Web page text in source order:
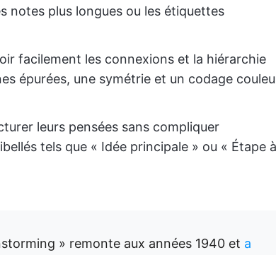
notes plus longues ou les étiquettes
facilement les connexions et la hiérarchie
épurées, une symétrie et un codage
leurs pensées sans compliquer
tels que « Idée principale » ou « Étape à
» remonte aux années 1940 et a